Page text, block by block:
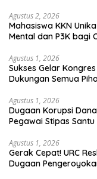
Agustus 2, 2026
Mahasiswa KKN
Mental dan P3K bagi
Agustus 1, 2026
Sukses Gelar Kongres
Dukungan Semua
Agustus 1, 2026
Dugaan Korupsi
Pegawai Stipas Santu
Agustus 1, 2026
Gerak Cepat! URC
Dugaan